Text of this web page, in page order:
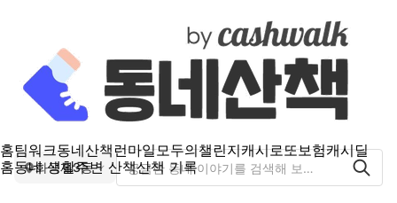
홈팀워크동네산책 런마일모두의챌린지캐시로또보험캐시딜
홈동네 생활주변 산책산책 기록
화곡제3동